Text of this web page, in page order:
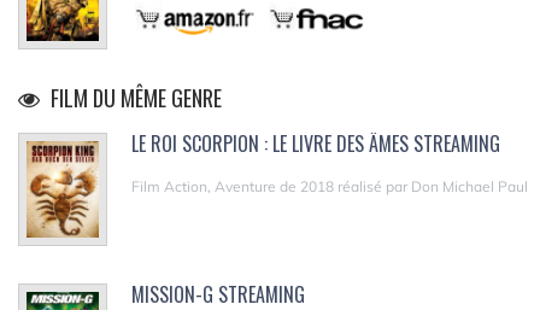
FILM DU MÊME GENRE
LE ROI SCORPION : LE LIVRE DES ÂMES STREAMING
Film Action, Aventure de 2018 réalisé par Don Michael Paul
MISSION-G STREAMING